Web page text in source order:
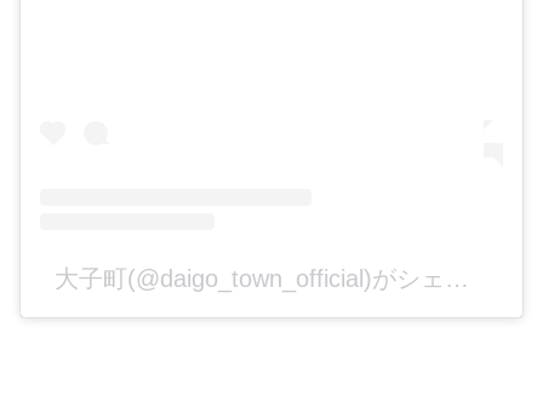
大子町(@daigo_town_official)がシェアした投稿